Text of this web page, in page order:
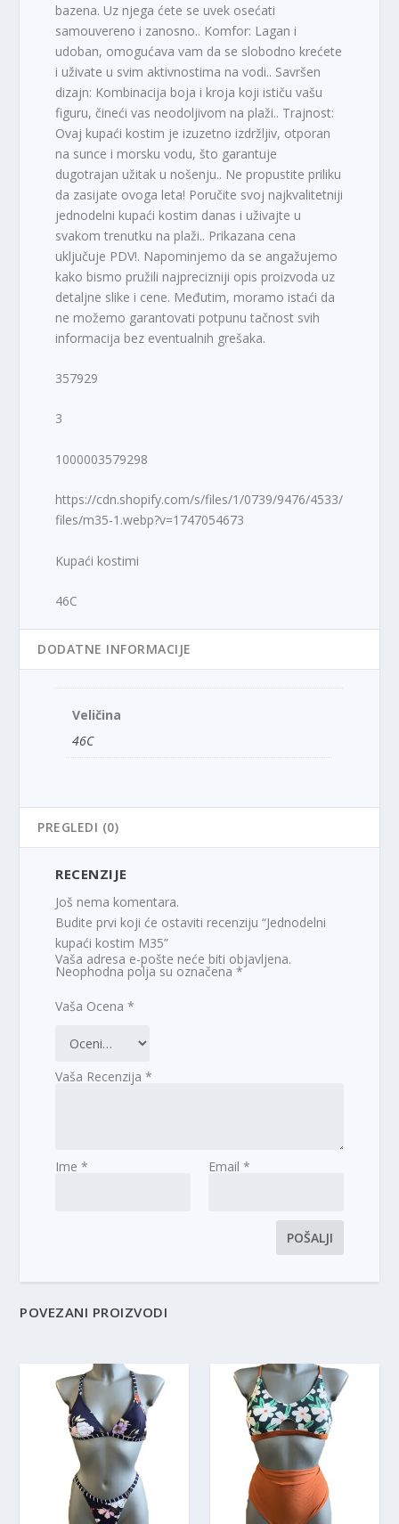
bazena. Uz njega ćete se uvek osećati
samouvereno i zanosno.. Komfor: Lagan i
udoban, omogućava vam da se slobodno krećete
i uživate u svim aktivnostima na vodi.. Savršen
dizajn: Kombinacija boja i kroja koji ističu vašu
figuru, čineći vas neodoljivom na plaži.. Trajnost:
Ovaj kupaći kostim je izuzetno izdržljiv, otporan
na sunce i morsku vodu, što garantuje
dugotrajan užitak u nošenju.. Ne propustite priliku
da zasijate ovoga leta! Poručite svoj najkvalitetniji
jednodelni kupaći kostim danas i uživajte u
svakom trenutku na plaži.. Prikazana cena
uključuje PDV!. Napominjemo da se angažujemo
kako bismo pružili najprecizniji opis proizvoda uz
detaljne slike i cene. Međutim, moramo istaći da
ne možemo garantovati potpunu tačnost svih
informacija bez eventualnih grešaka.
357929
3
1000003579298
https://cdn.shopify.com/s/files/1/0739/9476/4533/
files/m35-1.webp?v=1747054673
Kupaći kostimi
46C
DODATNE INFORMACIJE
Veličina
46C
PREGLEDI (0)
RECENZIJE
Još nema komentara.
Budite prvi koji će ostaviti recenziju “Jednodelni
kupaći kostim M35”
Vaša adresa e-pošte neće biti objavljena.
Neophodna polja su označena*
Vaša Ocena*
Vaša Recenzija*
Ime* Email *
POVEZANI PROIZVODI